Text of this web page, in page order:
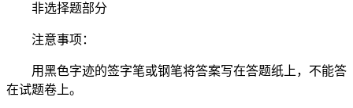
非选择题部分
注意事项：
用黑色字迹的签字笔或钢笔将答案写在答题纸上，不能答
在试题卷上。